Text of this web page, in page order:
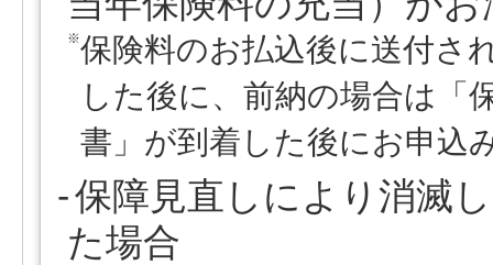
※保険料のお払込後に送付さ
した後に、前納の場合は「
書」が到着した後にお申込
保障見直しにより消滅
た場合